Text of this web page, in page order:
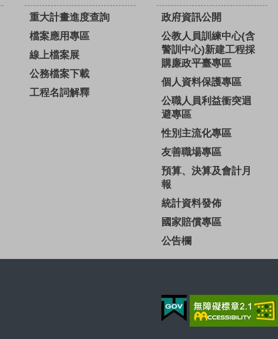
重大計畫進度查詢
檔案應用專區
線上檔案展
公務檔案下載
工程名詞解釋
政府資訊公開
公教人員訓練中心(含
警訓中心)新建工程採
購廉政平臺專區
個人資料保護專區
公職人員利益衝突迴
避專區
性別主流化專區
友善職場專區
預算、決算及會計月
報
統計資料發佈
國家賠償專區
公告欄